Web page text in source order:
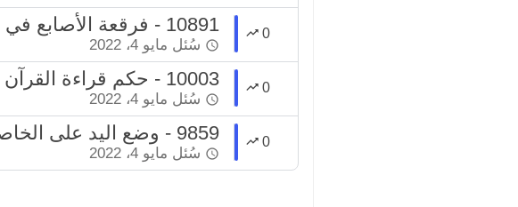
0 10891 - فرقعة الأصابع في الصلاة
سُئل مايو 4، 2022
0 10003 - حكم قراءة القرآن منكوساً في الصلاة
سُئل مايو 4، 2022
0 9859 - وضع اليد على الخاصرة في الصلاة
سُئل مايو 4، 2022